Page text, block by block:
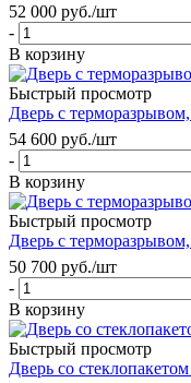
52 000 руб./шт
-
В корзину
Быстрый просмотр
Дверь с
54 600 руб./шт
-
В корзину
Быстрый просмотр
Дверь с
50 700 руб./шт
-
В корзину
Быстрый просмотр
Дверь со